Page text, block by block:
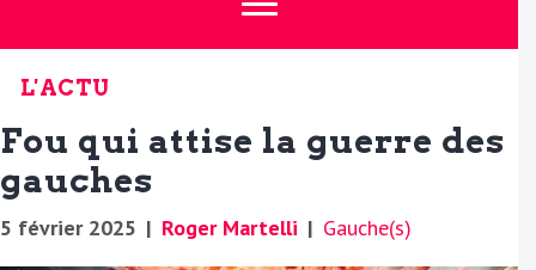
L'ACTU
Fou qui attise la guerre des
gauches
5 février 2025 | Roger Martelli | Gauche(s)